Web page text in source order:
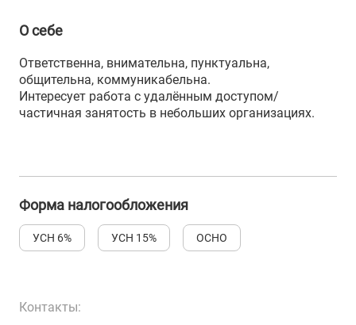
О себе
Ответственна, внимательна, пунктуальна,
общительна, коммуникабельна.
Интересует работа с удалённым доступом/
частичная занятость в небольших организациях.
Форма налогообложения
УСН 6% УСН 15% ОСНО
Контакты: